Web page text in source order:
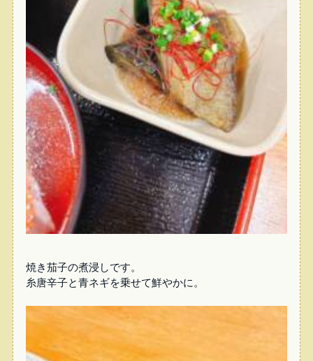
焼き茄子の煮浸しです。
糸唐辛子と青ネギを乗せて鮮やかに。